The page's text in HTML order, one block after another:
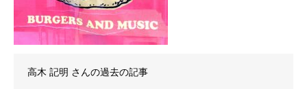
高木 記明 さんの過去の記事